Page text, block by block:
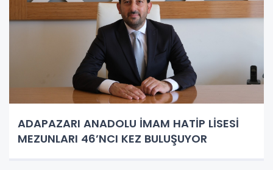
ADAPAZARI ANADOLU İMAM HATİP LİSESİ
MEZUNLARI 46’NCI KEZ BULUŞUYOR